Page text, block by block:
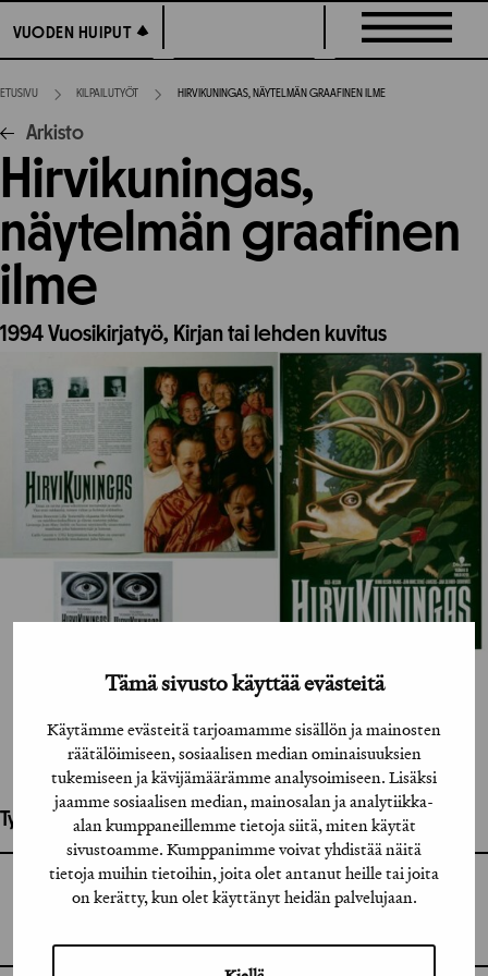
Tämä sivusto käyttää evästeitä
Käytämme evästeitä tarjoamamme sisällön ja mainosten
räätälöimiseen, sosiaalisen median ominaisuuksien
tukemiseen ja kävijämäärämme analysoimiseen. Lisäksi
jaamme sosiaalisen median, mainosalan ja analytiikka-
alan kumppaneillemme tietoja siitä, miten käytät
sivustoamme. Kumppanimme voivat yhdistää näitä
tietoja muihin tietoihin, joita olet antanut heille tai joita
on kerätty, kun olet käyttänyt heidän palvelujaan.
suoraan
sisältöön
VUODEN HUIPUT
VUODEN HUIPUT
ETUSIVU KILPAILUTYÖT HIRVIKUNINGAS, NÄYTELMÄN GRAAFINEN ILME
Arkisto
Hirvikuningas,
näytelmän graafinen
ilme
1994Vuosikirjatyö, Kirjan tai lehden kuvitus
Työhön osallistuneet henkilöt / tahot:
GRAFIA RY
GRAFIA(AT)GRAFIA.FI